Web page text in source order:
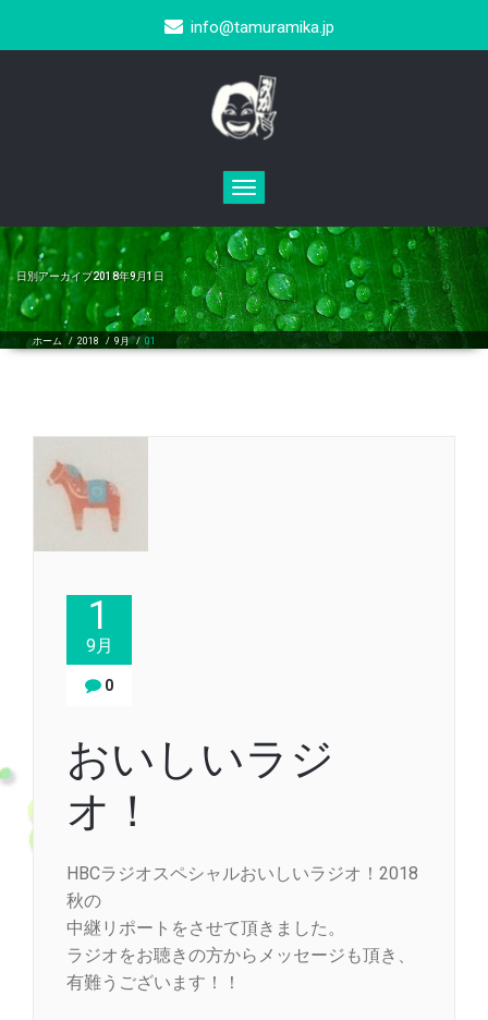
info@tamuramika.jp
Toggle
navigation
日別アーカイブ2018年9月1日
ホーム / 2018 / 9月/ 01
1
9月
0
おいしいラジ
オ！
HBCラジオスペシャルおいしいラジオ！2018
秋の
中継リポートをさせて頂きました。
ラジオをお聴きの方からメッセージも頂き、
有難うございます！！